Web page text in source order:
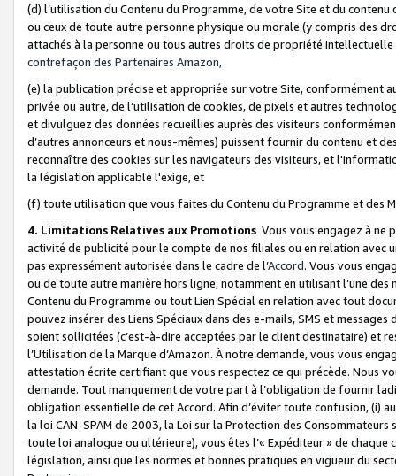
(d) l’utilisation du Contenu du Programme, de votre Site et du
ou ceux de toute autre personne physique ou morale (y compris des
attachés à la personne ou tous autres droits de propriété
contrefaçon des Partenaires Amazon,
(e) la publication précise et appropriée sur votre Site, conformément
privée ou autre, de l’utilisation de cookies, de pixels et autres
et divulguez des données recueillies auprès des visiteurs
d’autres annonceurs et nous-mêmes) puissent fournir du contenu et
reconnaître des cookies sur les navigateurs des visiteurs, et
la législation applicable l'exige, et
(f) toute utilisation que vous faites du Contenu du Programme et des
4. Limitations Relatives aux Promotions Vous vous engagez à ne
activité de publicité pour le compte de nos filiales ou en relation avec
pas expressément autorisée dans le cadre de l’Accord. Vous vous
ou de toute autre manière hors ligne, notamment en utilisant l’une
Contenu du Programme ou tout Lien Spécial en relation avec tout
pouvez insérer des Liens Spéciaux dans des e-mails, SMS et
soient sollicitées (c’est-à-dire acceptées par le client destinataire) et
l’Utilisation de la Marque d’Amazon. À notre demande, vous vous
attestation écrite certifiant que vous respectez ce qui précède. Nous
demande. Tout manquement de votre part à l’obligation de fournir
obligation essentielle de cet Accord. Afin d’éviter toute confusion, (i)
la loi CAN-SPAM de 2003, la Loi sur la Protection des
toute loi analogue ou ultérieure), vous êtes l’« Expéditeur » de
législation, ainsi que les normes et bonnes pratiques en vigueur du